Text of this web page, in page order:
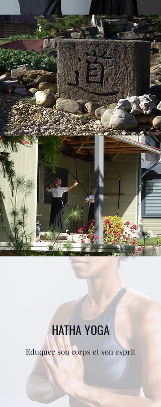
HATHA YOGA
Eduquer son corps et son esprit